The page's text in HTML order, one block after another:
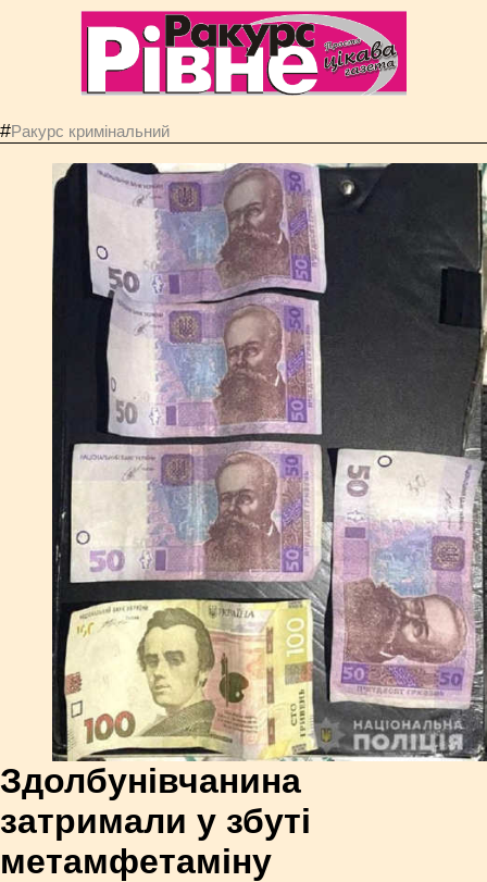
#Ракурс кримінальний
Здолбунівчанина
затримали у збуті
метамфетаміну